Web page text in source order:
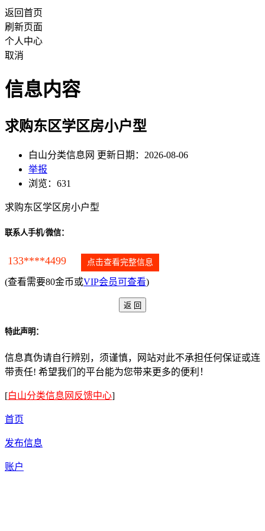
返回首页
刷新页面
个人中心
取消
信息内容
求购东区学区房小户型
白山分类信息网 更新日期：2026-08-06
举报
浏览：631
求购东区学区房小户型
联系人手机/微信：
133****4499 点击查看完整信息
(查看需要80金币或VIP会员可查看)
特此声明：
信息真伪请自行辨别，须谨慎，网站对此不承担任何保证或连
带责任! 希望我们的平台能为您带来更多的便利！
[白山分类信息网反馈中心]
首页
发布信息
账户